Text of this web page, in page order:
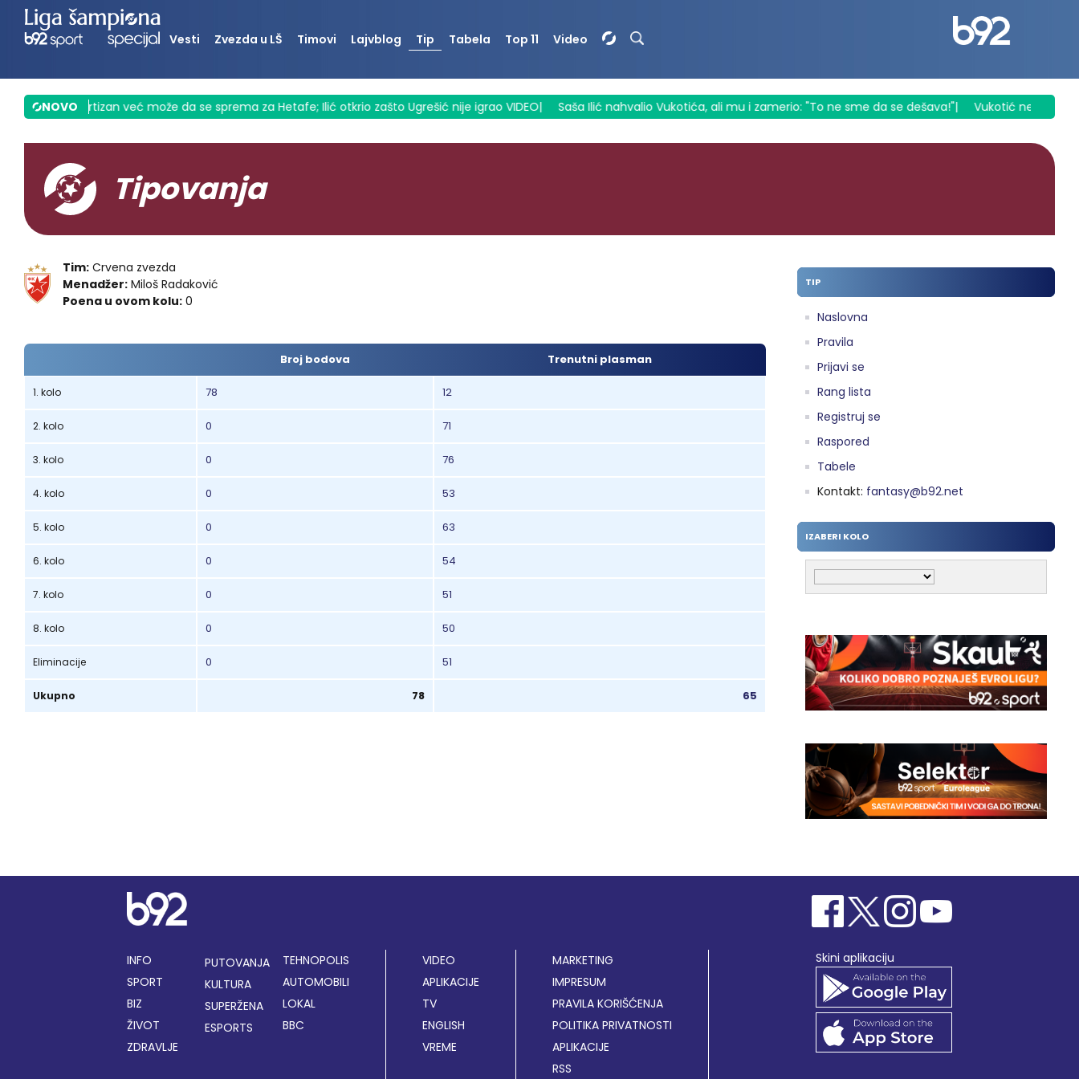
Vesti Zvezda u LŠ Timovi Lajvblog Tip Tabela Top 11 Video
NOVO
VIDEO| Partizan već može da se sprema za Hetafe; Ilić otkrio zašto Ugrešić nije igrao VIDEO| Saša Ilić nahvalio Vukotića, ali mu i zamerio: "To ne sme da se dešava!"| Vukotić ne zna ko
Tipovanja
Tim: Crvena zvezda
Menadžer: Miloš Radaković
Poena u ovom kolu: 0
Broj bodova Trenutni plasman
1. kolo 78 12
2. kolo 0 71
3. kolo 0 76
4. kolo 0 53
5. kolo 0 63
6. kolo 0 54
7. kolo 0 51
8. kolo 0 50
Eliminacije 0 51
Ukupno 78 65
TIP
Naslovna
Pravila
Prijavi se
Rang lista
Registruj se
Raspored
Tabele
Kontakt: fantasy@b92.net
IZABERI KOLO
INFO
SPORT
BIZ
ŽIVOT
ZDRAVLJE
PUTOVANJA
KULTURA
SUPERŽENA
ESPORTS
TEHNOPOLIS
AUTOMOBILI
LOKAL
BBC
VIDEO
APLIKACIJE
TV
ENGLISH
VREME
MARKETING
IMPRESUM
PRAVILA KORIŠĆENJA
POLITIKA PRIVATNOSTI
APLIKACIJE
RSS
Skini aplikaciju